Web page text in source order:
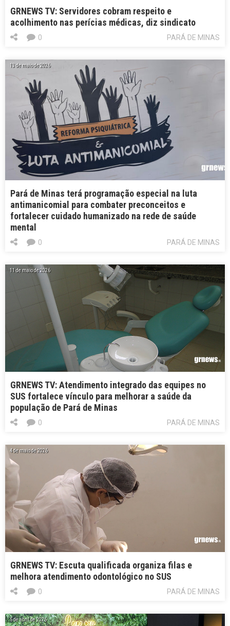
GRNEWS TV: Servidores cobram respeito e
acolhimento nas perícias médicas, diz sindicato
PARÁ DE MINAS
0
13 de maio de 2026
Pará de Minas terá programação especial na luta
antimanicomial para combater preconceitos e
fortalecer cuidado humanizado na rede de saúde
mental
PARÁ DE MINAS
0
11 de maio de 2026
GRNEWS TV: Atendimento integrado das equipes no
SUS fortalece vínculo para melhorar a saúde da
população de Pará de Minas
PARÁ DE MINAS
0
4 de maio de 2026
GRNEWS TV: Escuta qualificada organiza filas e
melhora atendimento odontológico no SUS
PARÁ DE MINAS
0
5 de abril de 2026